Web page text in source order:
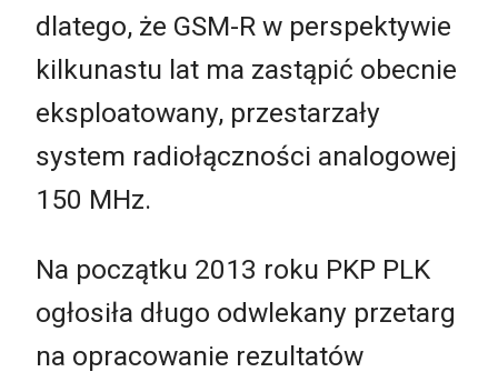
dlatego, że GSM-R w perspektywie
kilkunastu lat ma zastąpić obecnie
eksploatowany, przestarzały
system radiołączności analogowej
150 MHz.
Na początku 2013 roku PKP PLK
ogłosiła długo odwlekany przetarg
na opracowanie rezultatów